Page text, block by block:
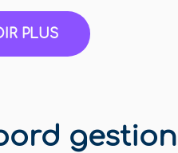
PLUS
gestion